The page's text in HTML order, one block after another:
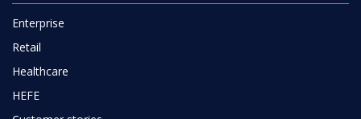
Enterprise
Retail
Healthcare
HEFE